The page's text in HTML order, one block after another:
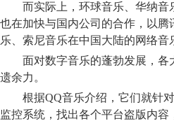
而实际上，环球音乐、华纳音
也在加快与国内公司的合作，以
乐、索尼音乐在中国大陆的网络音
面对数字音乐的蓬勃发展，各
遗余力。
根据QQ音乐介绍，它们就针
监控系统，找出各个平台盗版内容